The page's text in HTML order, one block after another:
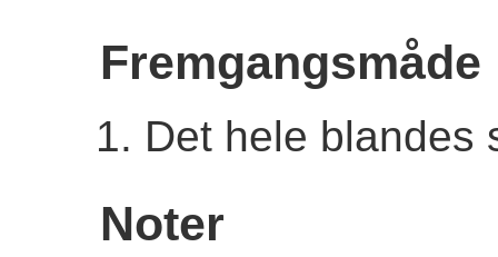
Fremgangsmåde
Det hele blandes
Noter